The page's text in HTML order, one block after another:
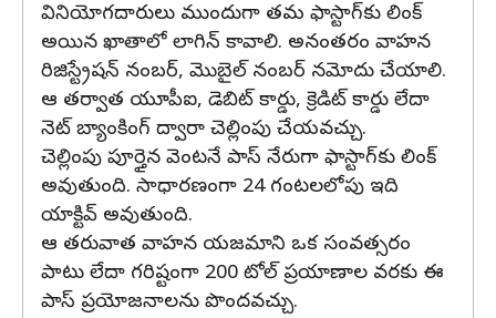
వినియోగదారులు ముందుగా తమ ఫాస్టాగ్‌కు లింక్
అయిన ఖాతాలో లాగిన్ కావాలి. అనంతరం వాహన
రిజిస్ట్రేషన్ నంబర్, మొబైల్ నంబర్ నమోదు చేయాలి.
ఆ తర్వాత యూపీఐ, డెబిట్ కార్డు, క్రెడిట్ కార్డు లేదా
నెట్ బ్యాంకింగ్ ద్వారా చెల్లింపు చేయవచ్చు.
చెల్లింపు పూర్తైన వెంటనే పాస్ నేరుగా ఫాస్టాగ్‌కు లింక్
అవుతుంది. సాధారణంగా 24 గంటలలోపు ఇది
యాక్టివ్ అవుతుంది.
ఆ తరువాత వాహన యజమాని ఒక సంవత్సరం
పాటు లేదా గరిష్టంగా 200 టోల్ ప్రయాణాల వరకు ఈ
పాస్ ప్రయోజనాలను పొందవచ్చు.